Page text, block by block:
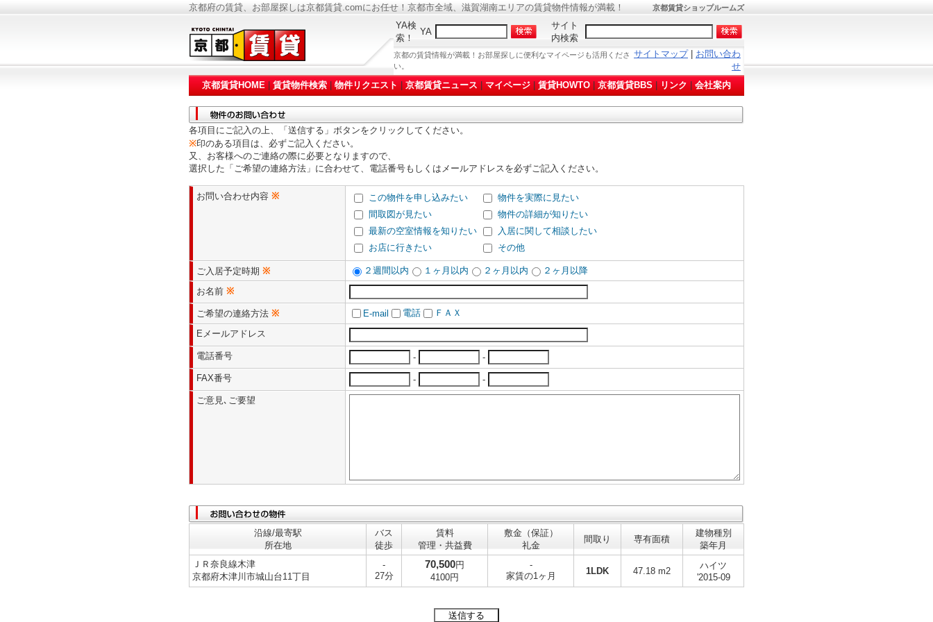
京都府の賃貸、お部屋探しは京都賃貸.comにお任せ！京都市全域、滋賀湖南エリアの賃貸物件情報が満載！ 京都賃貸ショップルームズ
YA検
索！
YA
サイト
内検索
京都の賃貸情報が満載！お部屋探しに便利なマイページも活用くださ
い。
サイトマップ| お問い合わ
せ
京都賃貸HOME
賃貸物件検索 物件リクエスト 京都賃貸ニュース マイページ 賃貸HOWTO 京都賃貸BBS リンク 会社案内
各項目にご記入の上、「送信する」ボタンをクリックしてください。
※印のある項目は、必ずご記入ください。
又、お客様へのご連絡の際に必要となりますので、
選択した「ご希望の連絡方法」に合わせて、電話番号もしくはメールアドレスを必ずご記入ください。
お問い合わせ内容 ※ この物件を申し込みたい
物件を実際に見たい
間取図が見たい
物件の詳細が知りたい
最新の空室情報を知りたい
入居に関して相談したい
お店に行きたい
その他
ご入居予定時期 ※ ２週間以内 １ヶ月以内 ２ヶ月以内
２ヶ月以降
お名前 ※
ご希望の連絡方法 ※ E-mail 電話
ＦＡＸ
Eメールアドレス
電話番号 -
-
FAX番号
-
-
ご意見､ご要望
沿線/最寄駅
所在地
バス
徒歩
賃料
管理・共益費
敷金（保証）
礼金
間取り 専有面積
建物種別
築年月
ＪＲ奈良線木津
京都府木津川市城山台11丁目
-
27分
70,500円
4100円
-
家賃の1ヶ月
1LDK 47.18 m2
ハイツ
'2015-09